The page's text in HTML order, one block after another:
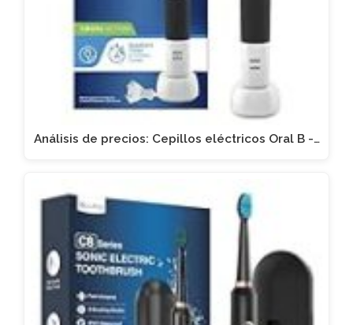
Análisis de precios: Cepillos eléctricos Oral B -…